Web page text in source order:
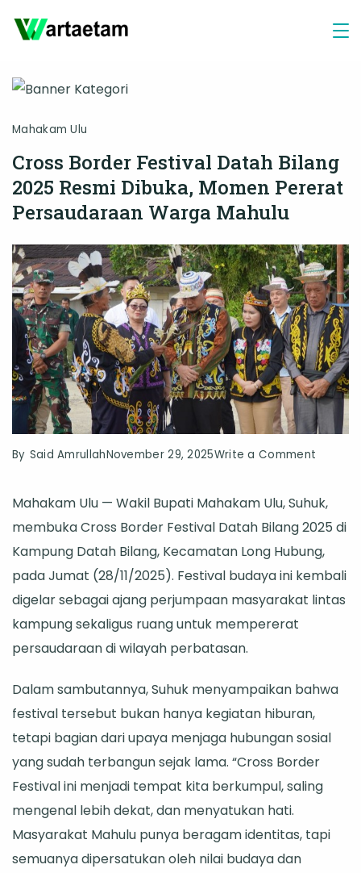
Mahakam Ulu
Cross Border Festival Datah Bilang
2025 Resmi Dibuka, Momen Pererat
Persaudaraan Warga Mahulu
By Said AmrullahNovember 29, 2025Write a Comment
Border
Festival
Datah
Bilang
2025
Pererat
Warga
Mahulu
Mahakam Ulu — Wakil Bupati Mahakam Ulu, Suhuk,
membuka Cross Border Festival Datah Bilang 2025 di
Kampung Datah Bilang, Kecamatan Long Hubung,
pada Jumat (28/11/2025). Festival budaya ini kembali
digelar sebagai ajang perjumpaan masyarakat lintas
kampung sekaligus ruang untuk mempererat
persaudaraan di wilayah perbatasan.
Dalam sambutannya, Suhuk menyampaikan bahwa
festival tersebut bukan hanya kegiatan hiburan,
tetapi bagian dari upaya menjaga hubungan sosial
yang sudah terbangun sejak lama. “Cross Border
Festival ini menjadi tempat kita berkumpul, saling
mengenal lebih dekat, dan menyatukan hati.
Masyarakat Mahulu punya beragam identitas, tapi
semuanya dipersatukan oleh nilai budaya dan